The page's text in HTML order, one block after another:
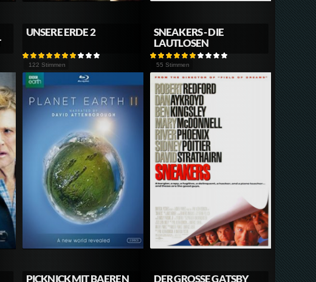
UNSERE ERDE 2
122 Stimmen
SNEAKERS - DIE
LAUTLOSEN
55 Stimmen
PICKNICK MIT BAEREN
DER GROSSE GATSBY (